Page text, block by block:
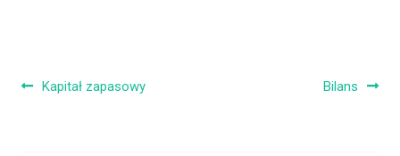
Nawigacja wpisu
Kapitał zapasowy Bilans